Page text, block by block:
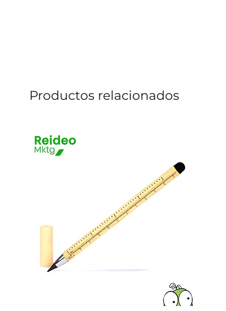
Productos relacionados